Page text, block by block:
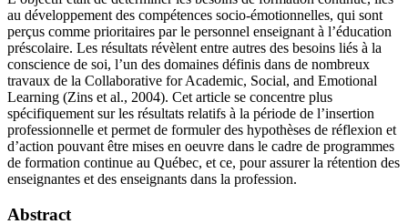
au développement des compétences socio-émotionnelles, qui sont
perçus comme prioritaires par le personnel enseignant à l’éducation
préscolaire. Les résultats révèlent entre autres des besoins liés à la
conscience de soi, l’un des domaines définis dans de nombreux
travaux de la Collaborative for Academic, Social, and Emotional
Learning (Zins et al., 2004). Cet article se concentre plus
spécifiquement sur les résultats relatifs à la période de l’insertion
professionnelle et permet de formuler des hypothèses de réflexion et
d’action pouvant être mises en oeuvre dans le cadre de programmes
de formation continue au Québec, et ce, pour assurer la rétention des
enseignantes et des enseignants dans la profession.
Abstract